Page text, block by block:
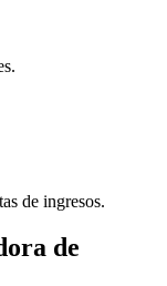
de ingresos.
de